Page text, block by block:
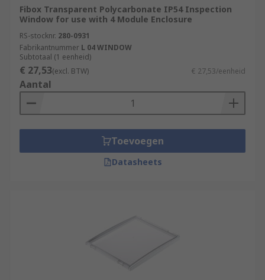
Fibox Transparent Polycarbonate IP54 Inspection
Window for use with 4 Module Enclosure
RS-stocknr. 280-0931
Fabrikantnummer L 04 WINDOW
Subtotaal (1 eenheid)
€ 27,53(excl. BTW) € 27,53/eenheid
Aantal
Toevoegen
Datasheets